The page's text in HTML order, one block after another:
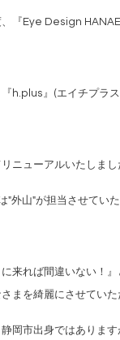
、『Eye Design
h.plus』(エイチプラ
リニューアルいたしまし
"外山"が担当させてい
に来れば間違いない！
まを綺麗にさせていた
岡市出身ではありま